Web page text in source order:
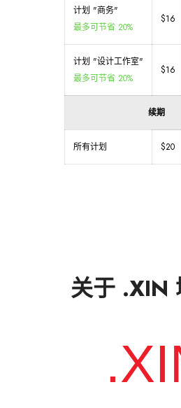
计划 "商务"
最多可节省 20%
$16
计划 "设计工作室"
最多可节省 20%
$16
续期
所有计划 $20
关于 .XIN